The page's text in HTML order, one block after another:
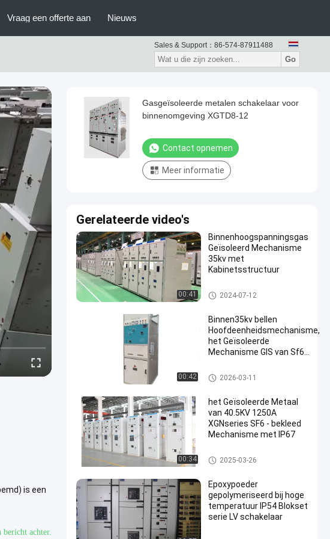
Vraag een offerte aan Nieuws
Sales & Support： 86-574-87911488
Go
is een
bericht achter.
Gasgeïsoleerde metalen schakelaar voor
binnenomgeving XGTD8-12
Contact opnemen
Meer informatie
Gerelateerde video's
00:41
Binnenhoogspanningsgas
Geïsoleerd Mechanisme
35kv met
Kabinetsstructuur
Hoogspanningsschakelaars
2024-07-12
00:42
Binnen35kv bellen
Hoofdeenheidsmechanisme,
het Geïsoleerde
Mechanisme GIS van Sf6
Hoogspanningsschakelaars
2026-03-11
00:34
het Geïsoleerde Metaal
van 40.5KV 1250A
XGNseries SF6 - bekleed
Mechanisme met IP67
Hoogspanningsschakelaars
2025-03-26
Epoxypoeder
gepolymeriseerd bij hoge
temperatuur IP54 Blokset
serie LV schakelaar